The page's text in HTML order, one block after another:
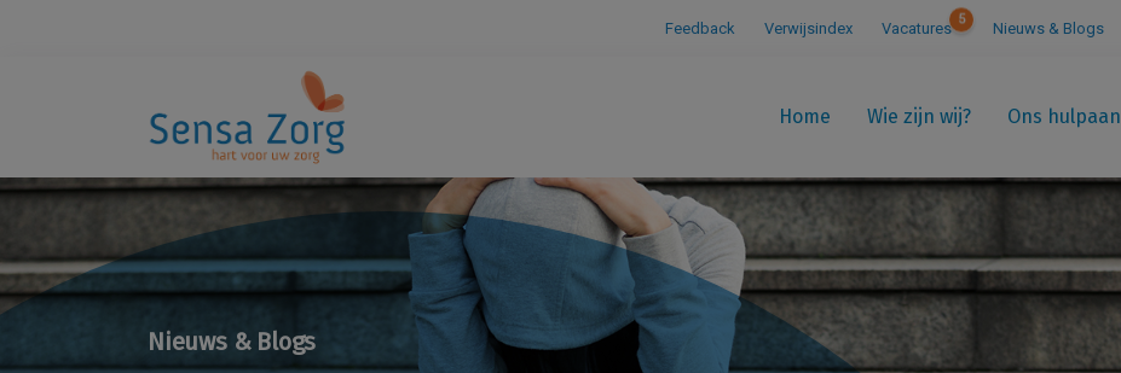
Feedback Verwijsindex Vacatures
5
Nieuws & Blogs
Home Wie zijn wij? Ons
Nieuws & Blogs